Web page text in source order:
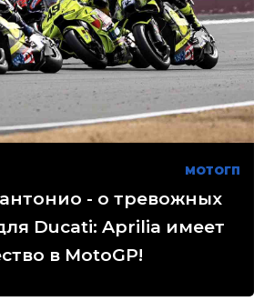
МОТОГП
- о тревожных
Ducati: Aprilia имеет
в MotoGP!